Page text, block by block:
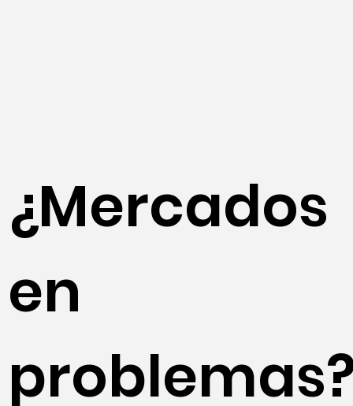
¿Mercados
en